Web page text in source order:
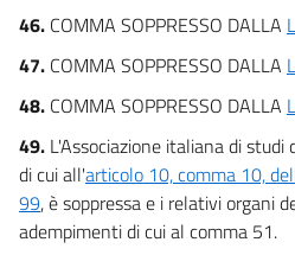
46. COMMA SOPPRESSO DALLA
47. COMMA SOPPRESSO DALLA
48. COMMA SOPPRESSO DALLA
49. L'Associazione italiana di
di cui all'articolo 10, comma 10,
99, è soppressa e i relativi organi
adempimenti di cui al comma 51.